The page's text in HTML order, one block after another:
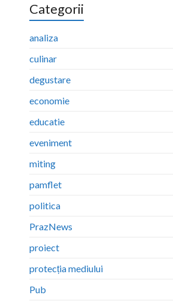
Categorii
analiza
culinar
degustare
economie
educatie
eveniment
miting
pamflet
politica
PrazNews
proiect
protecția mediului
Pub